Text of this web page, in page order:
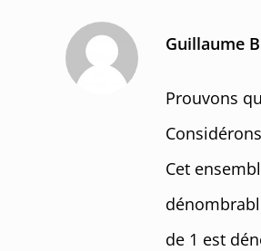
Guillaume
Prouvons
Cet
de 1 est